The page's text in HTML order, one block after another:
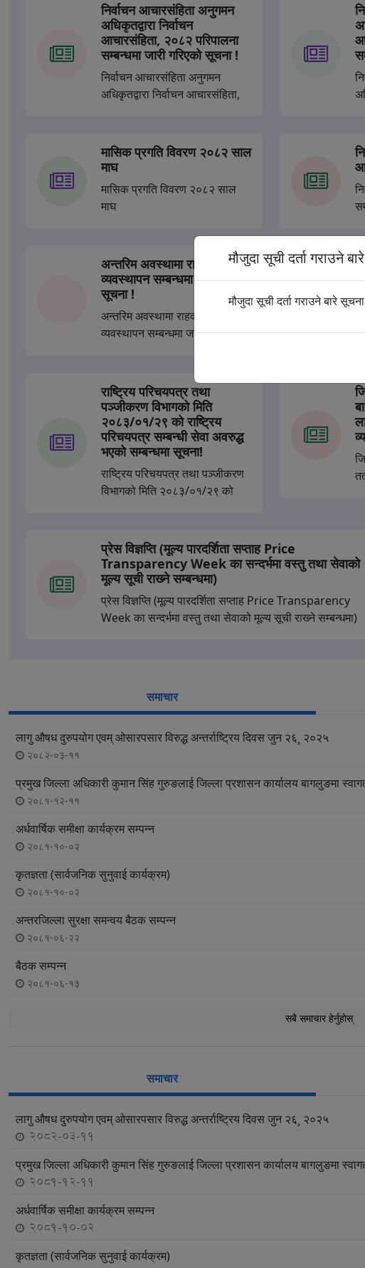
निर्वाचन आचारसंहिता अनुगमन
अधिकृतद्वारा निर्वाचन
आचारसंहिता, २०८२ परिपालना
सम्बन्धमा जारी गरिएको सूचना !
निर्वाचन आचारसंहिता अनुगमन
अधिकृतद्वारा निर्वाचन आचारसंहिता,
मासिक प्रगति विवरण २०८२ साल
माघ
मासिक प्रगति विवरण २०८२ साल
माघ
अन्तरिम अवस्थामा राहदानी सेवा
व्यवस्थापन सम्बन्धमा जरुरी
सूचना !
अन्तरिम अवस्थामा राहदानी सेवा
व्यवस्थापन सम्बन्धमा जरुरी सूचना !
राष्‍ट्रिय परिचयपत्र तथा
पञ्‍जीकरण विभागको मिति
२०८३/०१/२९ को राष्‍ट्रिय
परिचयपत्र सम्बन्धी सेवा अवरुद्ध
भएको सम्बन्धमा सूचना!
राष्‍ट्रिय परिचयपत्र तथा पञ्‍जीकरण
विभागको मिति २०८३/०१/२९ को
प्रेस विज्ञप्‍ति (मूल्य पारदर्शिता सप्ताह Price
Transparency Week का सन्दर्भमा वस्तु तथा सेवाको
मूल्य सूची राख्‍ने सम्बन्धमा)
प्रेस विज्ञप्‍ति (मूल्य पारदर्शिता सप्ताह Price Transparency
Week का सन्दर्भमा वस्तु तथा सेवाको मूल्य सूची राख्‍ने सम्बन्धमा)
समाचार
लागु औषध दुरुपयोग एवम् ओसारपसार विरुद्ध अन्तर्राष्ट्रिय दिवस जुन २६¸ २०२५
२०८२-०३-११
प्रमुख जिल्ला अधिकारी कुमान सिंह गुरुङलाई जिल्ला प्रशासन कार्यालय बागलुङमा
२०८१-१२-११
अर्धवार्षिक समीक्षा कार्यक्रम सम्पन्न
२०८१-१०-०२
कृतज्ञता (सार्वजनिक सुनुवाई कार्यक्रम)
२०८१-१०-०२
अन्तरजिल्ला सुरक्षा समन्वय बैठक सम्पन्न
२०८१-०६-२२
बैठक सम्पन्न
२०८१-०६-१३
सबै समाचार हेर्नुहाेस्
समाचार
लागु औषध दुरुपयोग एवम् ओसारपसार विरुद्ध अन्तर्राष्ट्रिय दिवस जुन २६¸ २०२५
2082-03-11
प्रमुख जिल्ला अधिकारी कुमान सिंह गुरुङलाई जिल्ला प्रशासन कार्यालय बागलुङमा
2081-12-11
अर्धवार्षिक समीक्षा कार्यक्रम सम्पन्न
2081-10-02
कृतज्ञता (सार्वजनिक सुनुवाई कार्यक्रम)
मौजुदा सूची दर्ता गराउने
मौजुदा सूची दर्ता गराउने बारे